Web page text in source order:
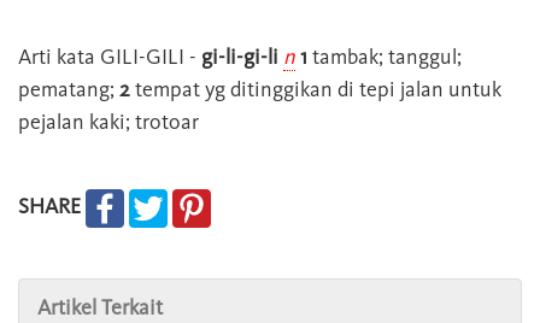
Arti kata GILI-GILI - gi-li-gi-li n1 tambak; tanggul;
pematang; 2tempat yg ditinggikan di tepi jalan untuk
pejalan kaki; trotoar
SHARE
Artikel Terkait